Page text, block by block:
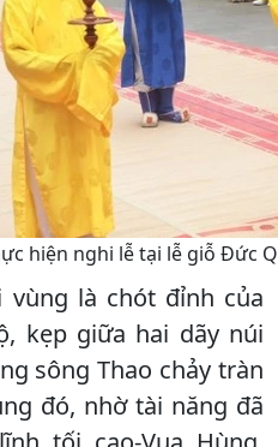
hiện nghi lễ tại lễ giỗ Đức
vùng là chót đỉnh của
kẹp giữa hai dãy núi
sông Thao chảy tràn
đó, nhờ tài năng đã